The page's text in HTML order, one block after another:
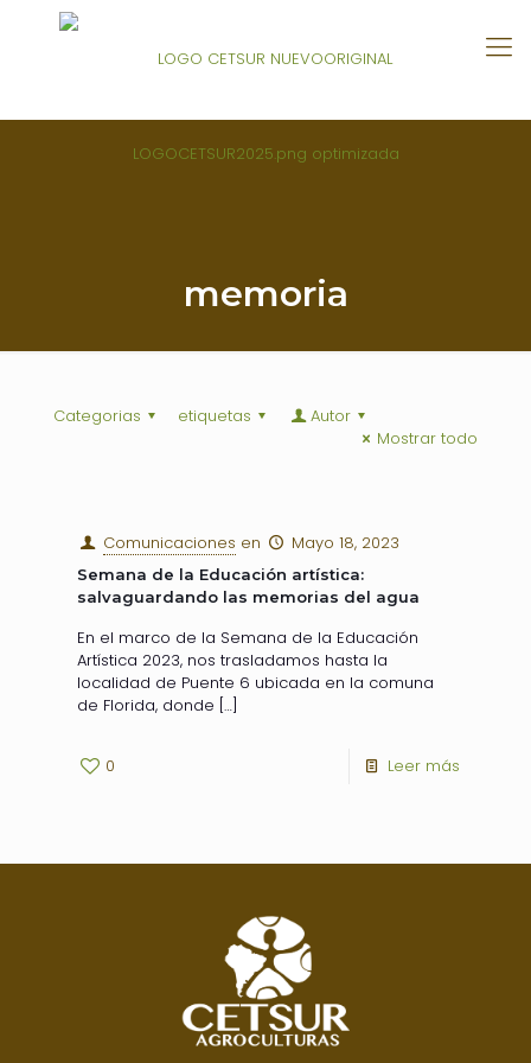
memoria
Categorias etiquetas
Autor
Mostrar todo
Comunicaciones en Mayo 18, 2023
Semana de la Educación artística:
salvaguardando las memorias del agua
En el marco de la Semana de la Educación
Artística 2023, nos trasladamos hasta la
localidad de Puente 6 ubicada en la comuna
de Florida, donde […]
0 Leer más